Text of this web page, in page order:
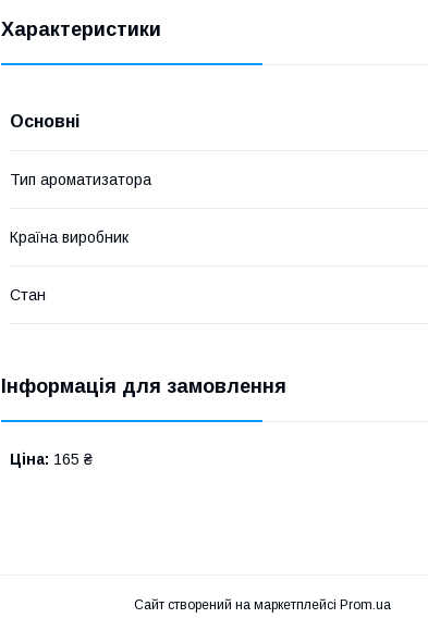
Характеристики
Основні
Тип ароматизатора
Країна виробник
Стан
Інформація для замовлення
Ціна: 165 ₴
Сайт створений на маркетплейсі Prom.ua